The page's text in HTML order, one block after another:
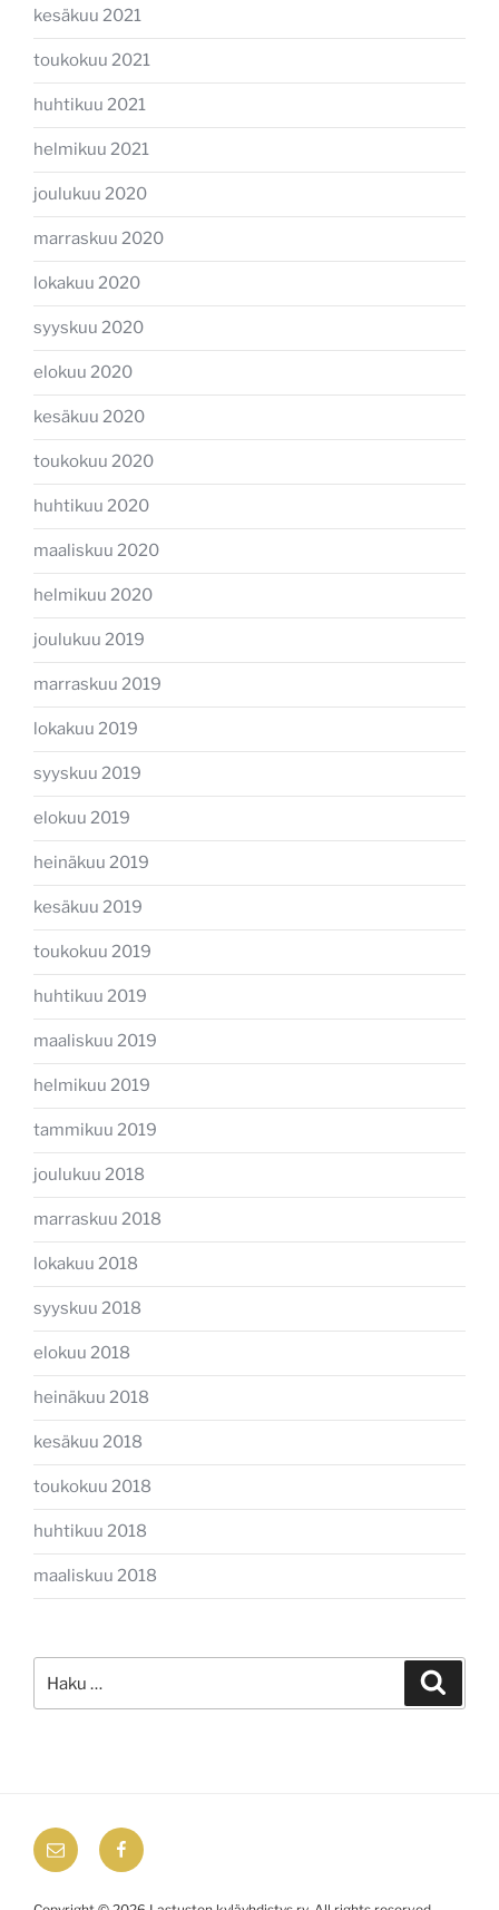
kesäkuu 2021
toukokuu 2021
huhtikuu 2021
helmikuu 2021
joulukuu 2020
marraskuu 2020
lokakuu 2020
syyskuu 2020
elokuu 2020
kesäkuu 2020
toukokuu 2020
huhtikuu 2020
maaliskuu 2020
helmikuu 2020
joulukuu 2019
marraskuu 2019
lokakuu 2019
syyskuu 2019
elokuu 2019
heinäkuu 2019
kesäkuu 2019
toukokuu 2019
huhtikuu 2019
maaliskuu 2019
helmikuu 2019
tammikuu 2019
joulukuu 2018
marraskuu 2018
lokakuu 2018
syyskuu 2018
elokuu 2018
heinäkuu 2018
kesäkuu 2018
toukokuu 2018
huhtikuu 2018
maaliskuu 2018
email Facebook